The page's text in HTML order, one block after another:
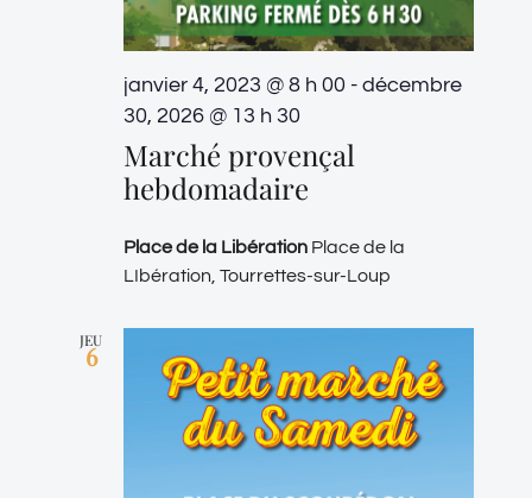
janvier 4, 2023 @ 8 h 00 - décembre
30, 2026 @ 13 h 30
Marché provençal
hebdomadaire
Place de la Libération Place de la
LIbération, Tourrettes-sur-Loup
JEU
6